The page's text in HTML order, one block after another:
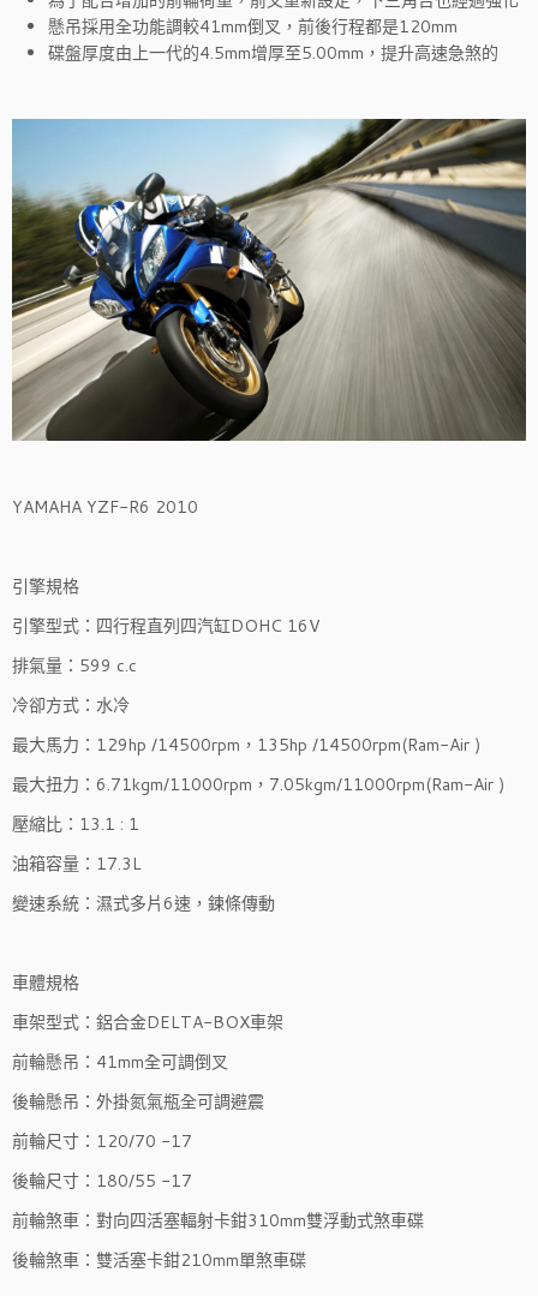
懸吊採用全功能調較41mm倒叉，前後行程都是120mm
碟盤厚度由上一代的4.5mm增厚至5.00mm，提升高速急煞的
YAMAHA YZF-R6 2010
引擎規格
引擎型式：四行程直列四汽缸DOHC 16V
排氣量：599 c.c
冷卻方式：水冷
最大馬力：129hp /14500rpm，135hp /14500rpm(Ram-Air )
最大扭力：6.71kgm/11000rpm，7.05kgm/11000rpm(Ram-Air )
壓縮比：13.1 : 1
油箱容量：17.3L
變速系統：濕式多片6速，鍊條傳動
車體規格
車架型式：鋁合金DELTA-BOX車架
前輪懸吊：41mm全可調倒叉
後輪懸吊：外掛氮氣瓶全可調避震
前輪尺寸：120/70 -17
後輪尺寸：180/55 -17
前輪煞車：對向四活塞輻射卡鉗310mm雙浮動式煞車碟
後輪煞車：雙活塞卡鉗210mm單煞車碟